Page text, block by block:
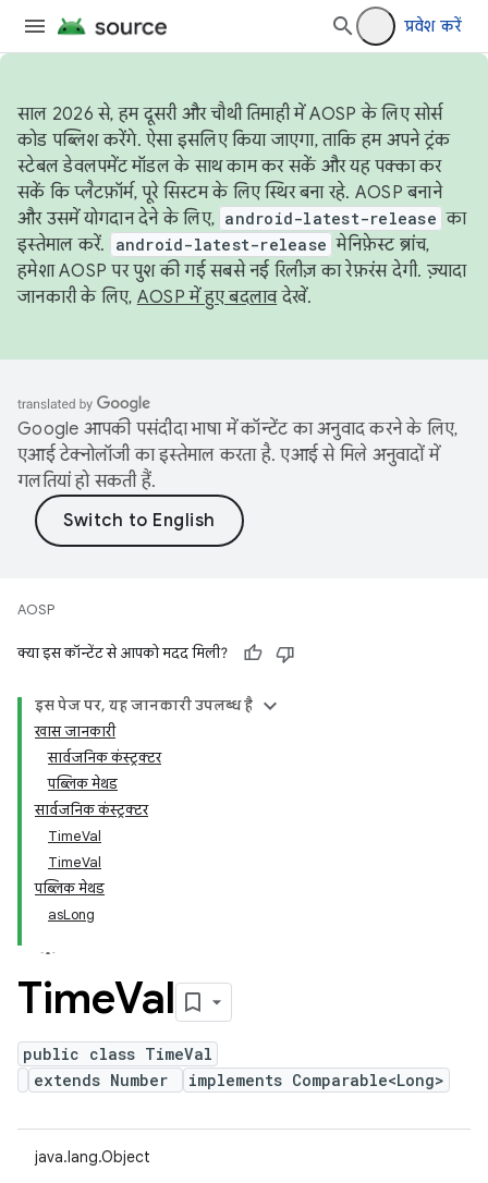
प्रवेश करें
साल 2026 से, हम दूसरी और चौथी तिमाही में AOSP के लिए सोर्स
कोड पब्लिश करेंगे. ऐसा इसलिए किया जाएगा, ताकि हम अपने ट्रंक
स्टेबल डेवलपमेंट मॉडल के साथ काम कर सकें और यह पक्का कर
सकें कि प्लैटफ़ॉर्म, पूरे सिस्टम के लिए स्थिर बना रहे. AOSP बनाने
और उसमें योगदान देने के लिए, android-latest-release का
इस्तेमाल करें.
android-latest-release मेनिफ़ेस्ट ब्रांच,
हमेशा AOSP पर पुश की गई सबसे नई रिलीज़ का रेफ़रंस देगी. ज़्यादा
जानकारी के लिए, AOSP में हुए बदलावदेखें.
Google आपकी पसंदीदा भाषा में कॉन्टेंट का अनुवाद करने के लिए,
एआई टेक्नोलॉजी का इस्तेमाल करता है. एआई से मिले अनुवादों में
गलतियां हो सकती हैं.
AOSP
क्या इस कॉन्टेंट से आपको मदद मिली?
इस पेज पर, यह जानकारी उपलब्ध है
खास जानकारी
सार्वजनिक कंस्ट्रक्टर
पब्लिक मेथड
सार्वजनिक कंस्ट्रक्टर
TimeVal
TimeVal
पब्लिक मेथड
asLong
TimeVal
public class TimeVal
extends Number
implements Comparable<Long>
java.lang.Object